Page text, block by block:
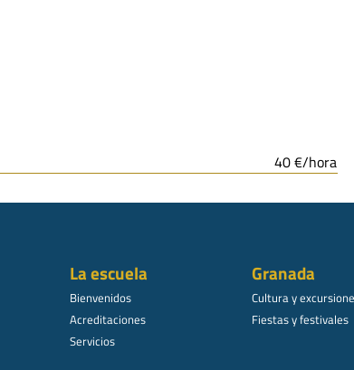
40 €/hora
La escuela
Bienvenidos
Acreditaciones
Servicios
Granada
Cultura y
Fiestas y festivales